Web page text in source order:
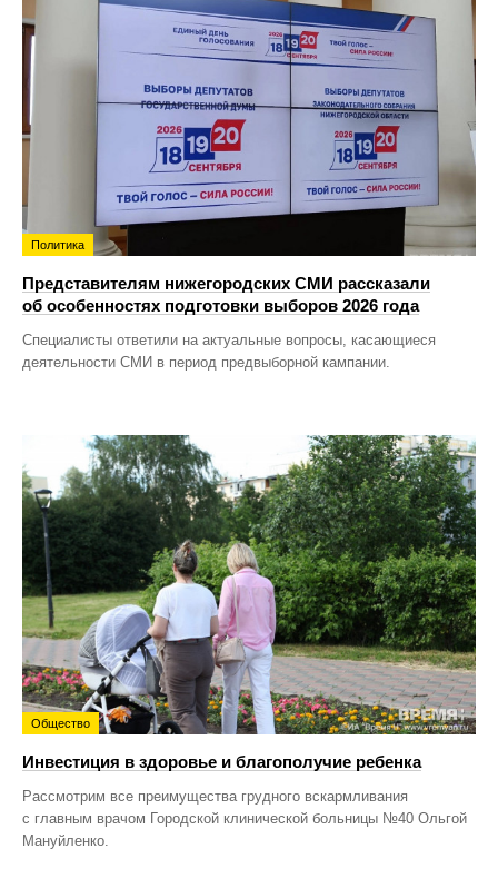
Политика
Представителям нижегородских СМИ рассказали
об особенностях подготовки выборов 2026 года
Специалисты ответили на актуальные вопросы, касающиеся
деятельности СМИ в период предвыборной кампании.
Общество
Инвестиция в здоровье и благополучие ребенка
Рассмотрим все преимущества грудного вскармливания
с главным врачом Городской клинической больницы №40 Ольгой
Мануйленко.